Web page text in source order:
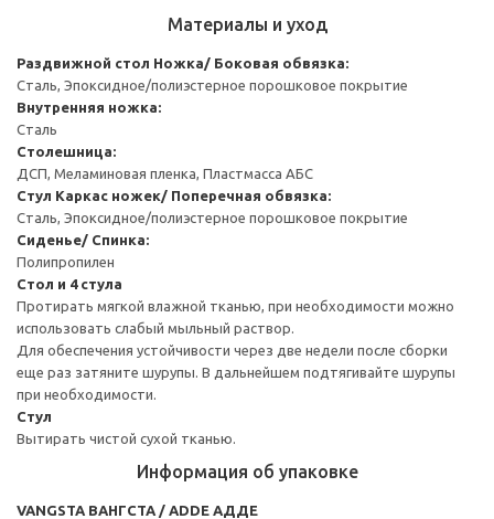
Материалы и уход
Раздвижной стол Ножка/ Боковая обвязка:
Сталь, Эпоксидное/полиэстерное порошковое покрытие
Внутренняя ножка:
Сталь
Столешница:
ДСП, Меламиновая пленка, Пластмасса АБС
Стул Каркас ножек/ Поперечная обвязка:
Сталь, Эпоксидное/полиэстерное порошковое покрытие
Сиденье/ Спинка:
Полипропилен
Стол и 4 стула
Протирать мягкой влажной тканью, при необходимости можно
использовать слабый мыльный раствор.
Для обеспечения устойчивости через две недели после сборки
еще раз затяните шурупы. В дальнейшем подтягивайте шурупы
при необходимости.
Стул
Вытирать чистой сухой тканью.
Информация об упаковке
VANGSTA ВАНГСТА / ADDE АДДЕ